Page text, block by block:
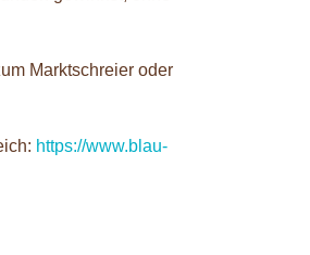
Marktschreier oder
https://www.blau-